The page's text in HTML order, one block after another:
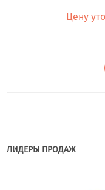
Цену
ЛИДЕРЫ ПРОДАЖ